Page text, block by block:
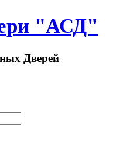
"АСД"
Дверей